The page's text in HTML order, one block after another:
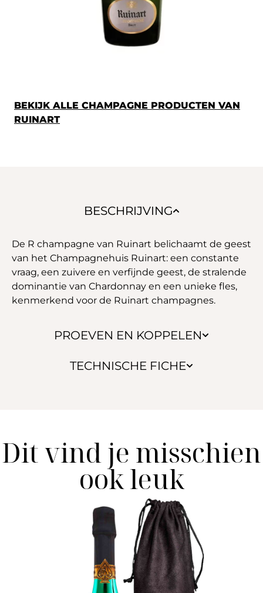
BEKIJK ALLE CHAMPAGNE PRODUCTEN VAN
RUINART
BESCHRIJVING
PROEVEN EN KOPPELEN
TECHNISCHE FICHE
De R champagne van Ruinart belichaamt de geest
van het Champagnehuis Ruinart: een constante
vraag, een zuivere en verfijnde geest, de stralende
dominantie van Chardonnay en een unieke fles,
kenmerkend voor de Ruinart champagnes.
Dit vind je misschien
ook leuk